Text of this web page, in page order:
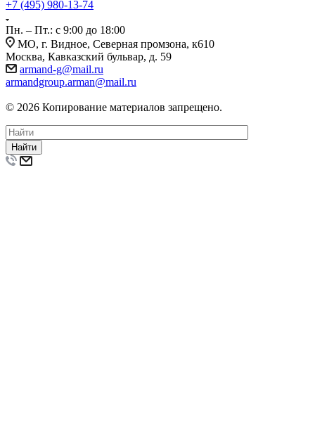
+7 (495) 980-13-74
Пн. – Пт.: с 9:00 до 18:00
МО, г. Видное, Северная промзона, к610
Москва, Кавказский бульвар, д. 59
armand-g@mail.ru
armandgroup.arman@mail.ru
© 2026 Копирование материалов запрещено.
Найти